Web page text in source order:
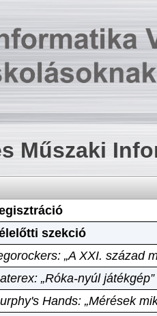
Műszaki
szekció
„A XXI. század
„Róka-nyúl játékgép”
Hands: „Mérések